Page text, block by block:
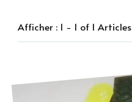
Afficher : 1 - 1 of 1 Articles